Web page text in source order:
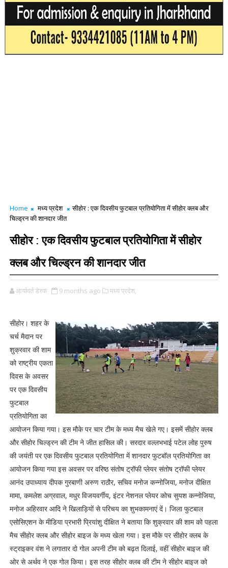
Home मध्य प्रदेश
सीहोर : एक दिवसीय फुटबाल प्रतियोगिता में सीहोर क्लब और
चिल्ड्रन की शानदार जीत
सीहोर : एक दिवसीय फुटबाल प्रतियोगिता में सीहोर
क्लब और चिल्ड्रन की शानदार जीत
आर्यावर्त डेस्क 9 months ago मध्य प्रदेश,
सीहोर। शहर के
चर्च मैदान पर
शुक्रवार की शाम
को राष्ट्रीय एकता
दिवस के अवसर
पर एक दिवसीय
फुटबाल
प्रतियोगिता का
आयोजन किया गया। इस मौके पर चार टीम के मध्य मैच खेले गए। इसमें सीहोर क्लब
और सीहोर चिल्ड्रन की टीम ने जीत हासिल की। सरदार वल्लभभाई पटेल लोह पुरुष
की जयंती पर एक दिवसीय फुटबाल प्रतियोगिता में शानदार फुटबॉल प्रतियोगिता का
आयोजन किया गया इस अवसर पर वरिष्ठ संतोष ट्रॉफी प्लेयर संतोष ट्रॉफी प्लेयर
आनंद उपाध्याय दीपक गुरबाणी अरुण राठौर, सचिव मनोज कन्नोजिया, मनोज दीक्षित
मामा, कमलेश अग्रवाल, मधुर विजयवर्गीय, इंटर नेशनल प्लेयर कोच सुयश कन्नोजिया,
मनोज अहिरवार आदि ने खिलाड़ियों से परिचय का शुभकामनाएं दें। जिला फुटबाल
एसोसिएशन के मीडिया प्रभारी प्रियांशु दीक्षित ने बताया कि शुक्रवार की शाम को पहला
मैच सीहोर क्लब और सीहोर बाइज के मध्य खेला गया। इस मौके पर सीहोर क्लब के
स्ट्राइकर वंश ने लगातार दो गोल अपनी टीम को बढ़त दिलाई, वहीं सीहोर बाइज की
ओर से अर्थव ने एक गोल किया। इस तरह सीहोर क्लब की टीम ने सीहोर बाइज को